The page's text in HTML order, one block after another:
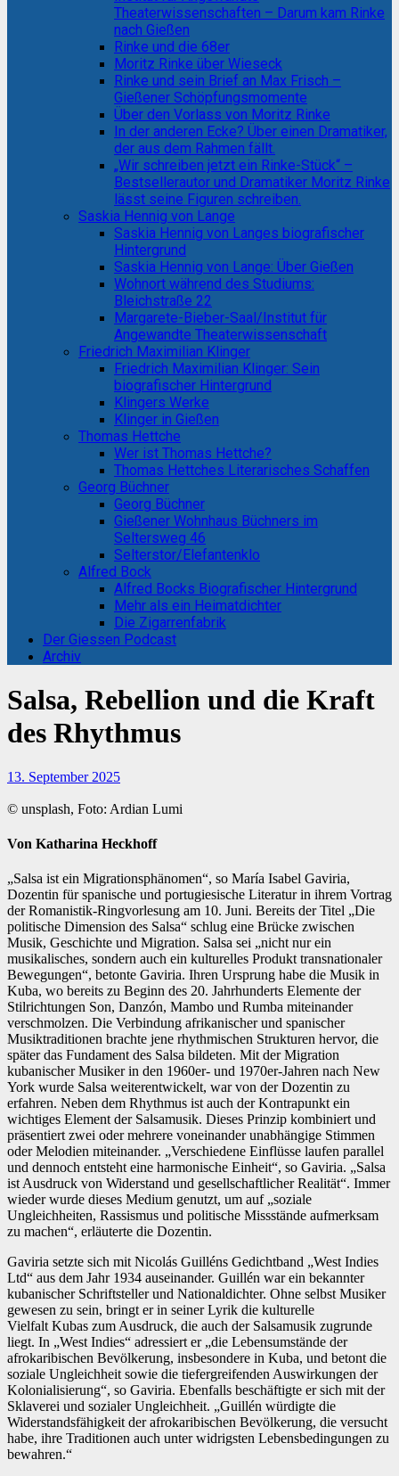
Theaterwissenschaften – Darum kam Rinke
nach Gießen
Rinke und die 68er
Moritz Rinke über Wieseck
Rinke und sein Brief an Max Frisch –
Gießener Schöpfungsmomente
Über den Vorlass von Moritz Rinke
In der anderen Ecke? Über einen Dramatiker,
der aus dem Rahmen fällt.
„Wir schreiben jetzt ein Rinke-Stück“ –
Bestsellerautor und Dramatiker Moritz Rinke
lässt seine Figuren schreiben.
Saskia Hennig von Lange
Saskia Hennig von Langes biografischer
Hintergrund
Saskia Hennig von Lange: Über Gießen
Wohnort während des Studiums:
Bleichstraße 22
Margarete-Bieber-Saal/Institut für
Angewandte Theaterwissenschaft
Friedrich Maximilian Klinger
Friedrich Maximilian Klinger: Sein
biografischer Hintergrund
Klingers Werke
Klinger in Gießen
Thomas Hettche
Wer ist Thomas Hettche?
Thomas Hettches Literarisches Schaffen
Georg Büchner
Georg Büchner
Gießener Wohnhaus Büchners im
Seltersweg 46
Selterstor/Elefantenklo
Alfred Bock
Alfred Bocks Biografischer Hintergrund
Mehr als ein Heimatdichter
Die Zigarrenfabrik
Der Giessen Podcast
Archiv
Salsa, Rebellion und die Kraft
des Rhythmus
13. September 2025
© unsplash, Foto: Ardian Lumi
Von Katharina Heckhoff
„Salsa ist ein Migrationsphänomen“, so María Isabel Gaviria,
Dozentin für spanische und portugiesische Literatur in ihrem Vortrag
der Romanistik-Ringvorlesung am 10. Juni. Bereits der Titel „Die
politische Dimension des Salsa“ schlug eine Brücke zwischen
Musik, Geschichte und Migration. Salsa sei „nicht nur ein
musikalisches, sondern auch ein kulturelles Produkt transnationaler
Bewegungen“, betonte Gaviria. Ihren Ursprung habe die Musik in
Kuba, wo bereits zu Beginn des 20. Jahrhunderts Elemente der
Stilrichtungen Son, Danzón, Mambo und Rumba miteinander
verschmolzen. Die Verbindung afrikanischer und spanischer
Musiktraditionen brachte jene rhythmischen Strukturen hervor, die
später das Fundament des Salsa bildeten. Mit der Migration
kubanischer Musiker in den 1960er- und 1970er-Jahren nach New
York wurde Salsa weiterentwickelt, war von der Dozentin zu
erfahren. Neben dem Rhythmus ist auch der Kontrapunkt ein
wichtiges Element der Salsamusik. Dieses Prinzip kombiniert und
präsentiert zwei oder mehrere voneinander unabhängige Stimmen
oder Melodien miteinander. „Verschiedene Einflüsse laufen parallel
und dennoch entsteht eine harmonische Einheit“, so Gaviria. „Salsa
ist Ausdruck von Widerstand und gesellschaftlicher Realität“. Immer
wieder wurde dieses Medium genutzt, um auf „soziale
Ungleichheiten, Rassismus und politische Missstände aufmerksam
zu machen“, erläuterte die Dozentin.
Gaviria setzte sich mit Nicolás Guilléns Gedichtband „West Indies
Ltd“ aus dem Jahr 1934 auseinander. Guillén war ein bekannter
kubanischer Schriftsteller und Nationaldichter. Ohne selbst Musiker
gewesen zu sein, bringt er in seiner Lyrik die kulturelle
Vielfalt Kubas zum Ausdruck, die auch der Salsamusik zugrunde
liegt. In „West Indies“ adressiert er „die Lebensumstände der
afrokaribischen Bevölkerung, insbesondere in Kuba, und betont die
soziale Ungleichheit sowie die tiefergreifenden Auswirkungen der
Kolonialisierung“, so Gaviria. Ebenfalls beschäftigte er sich mit der
Sklaverei und sozialer Ungleichheit. „Guillén würdigte die
Widerstandsfähigkeit der afrokaribischen Bevölkerung, die versucht
habe, ihre Traditionen auch unter widrigsten Lebensbedingungen zu
bewahren.“